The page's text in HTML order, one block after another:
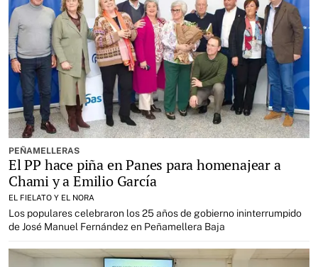
PEÑAMELLERAS
El PP hace piña en Panes para homenajear a
Chami y a Emilio García
EL FIELATO Y EL NORA
Los populares celebraron los 25 años de gobierno ininterrumpido
de José Manuel Fernández en Peñamellera Baja